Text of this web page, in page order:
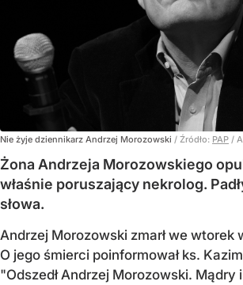
Nie żyje dziennikarz Andrzej Morozowski / Źródło: PAP /
Żona Andrzeja Morozowskiego
właśnie poruszający nekrolog.
słowa.
Andrzej Morozowski zmarł we wtorek
O jego śmierci poinformował ks.
"Odszedł Andrzej Morozowski. Mądry